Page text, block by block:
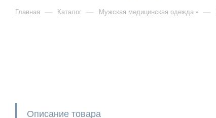
Главная — Каталог — Мужская медицинская одежда —
Описание товара